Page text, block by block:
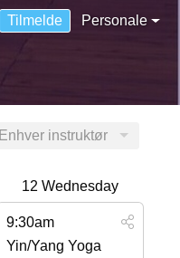
Tilmelde Personale
Enhver instruktør
12 Wednesday
9:30am
Yin/Yang Yoga